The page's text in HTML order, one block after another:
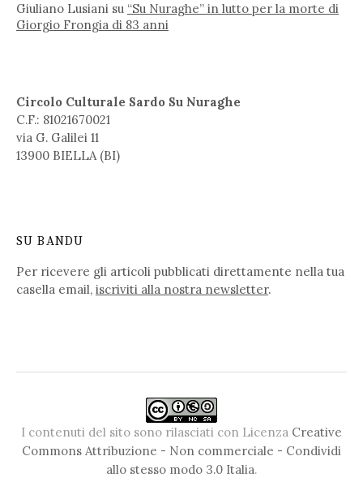
Giuliano Lusiani su “Su Nuraghe” in lutto per la morte di
Giorgio Frongia di 83 anni
Circolo Culturale Sardo Su Nuraghe
C.F.: 81021670021
via G. Galilei 11
13900 BIELLA (BI)
SU BANDU
Per ricevere gli articoli pubblicati direttamente nella tua
casella email, iscriviti alla nostra newsletter.
I contenuti del sito sono rilasciati con Licenza Creative
Commons Attribuzione - Non commerciale - Condividi
allo stesso modo 3.0 Italia.